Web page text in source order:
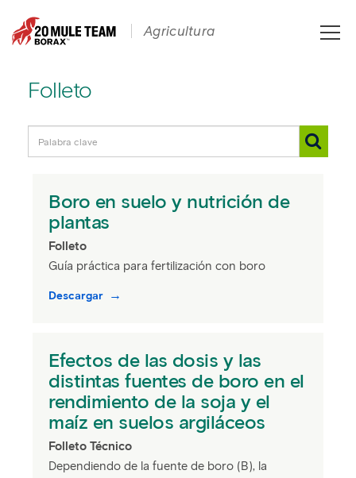
Folleto
Boro en suelo y nutrición de
plantas
Folleto
Guía práctica para fertilización con boro
Descargar
Efectos de las dosis y las
distintas fuentes de boro en el
rendimiento de la soja y el
maíz en suelos argiláceos
Folleto Técnico
Dependiendo de la fuente de boro (B), la
Agricultura
Toggle